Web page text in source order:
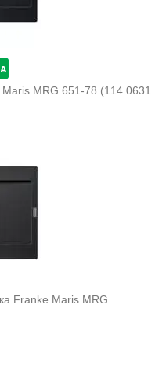
MRG 651-78 (114.0631...
Franke Maris MRG ..